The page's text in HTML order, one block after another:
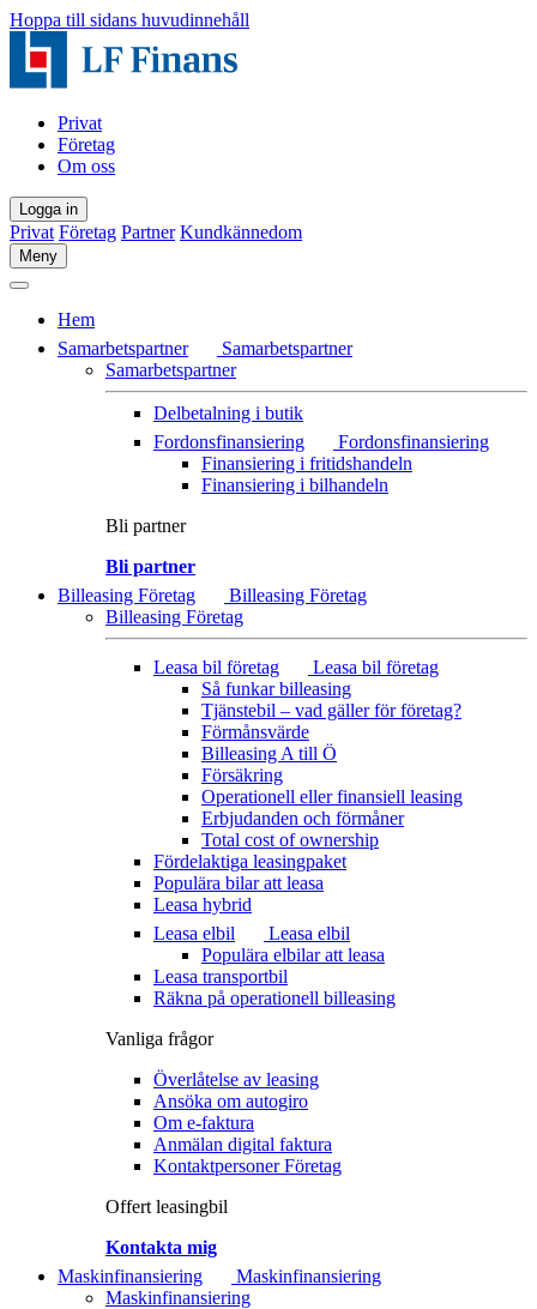
Hoppa till sidans huvudinnehåll
Privat
Företag
Om oss
Logga in
Privat Företag Partner Kundkännedom
Meny
Hem
Samarbetspartner
Samarbetspartner
Samarbetspartner
Delbetalning i butik
Fordonsfinansiering
Fordonsfinansiering
Finansiering i fritidshandeln
Finansiering i bilhandeln
Bli partner
Bli partner
Billeasing Företag
Billeasing Företag
Billeasing Företag
Leasa bil företag
Leasa bil företag
Så funkar billeasing
Tjänstebil – vad gäller för företag?
Förmånsvärde
Billeasing A till Ö
Försäkring
Operationell eller finansiell leasing
Erbjudanden och förmåner
Total cost of ownership
Fördelaktiga leasingpaket
Populära bilar att leasa
Leasa hybrid
Leasa elbil
Leasa elbil
Populära elbilar att leasa
Leasa transportbil
Räkna på operationell billeasing
Vanliga frågor
Överlåtelse av leasing
Ansöka om autogiro
Om e-faktura
Anmälan digital faktura
Kontaktpersoner Företag
Offert leasingbil
Kontakta mig
Maskinfinansiering
Maskinfinansiering
Maskinfinansiering